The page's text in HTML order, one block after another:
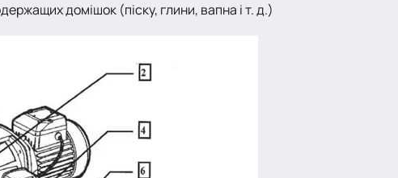
домішок (піску, глини, вапна і т. д.)